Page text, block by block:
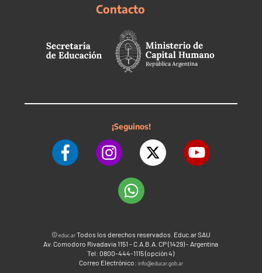
Contacto
¡Seguinos!
©educ.arTodos los derechos reservados. Educ.ar SAU
Av. Comodoro Rivadavia 1151 - C.A.B.A. CP (1429) - Argentina
Tel: 0800-444-1115 (opción 4)
Correo Electrónico: info@educar.gob.ar